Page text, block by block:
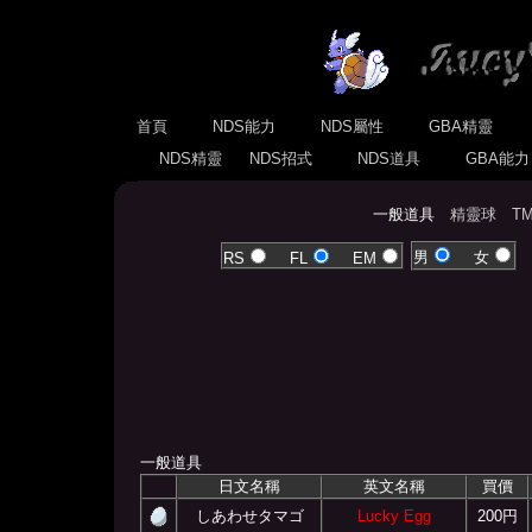
首頁 NDS能力 NDS屬性
GBA精靈
NDS精靈
NDS招式 NDS道具 GBA能
一般道具 精靈球
RS FL EM 男 女
一般道具
日文名稱
英文名稱
買價
しあわせタマゴ
Lucky Egg 200円